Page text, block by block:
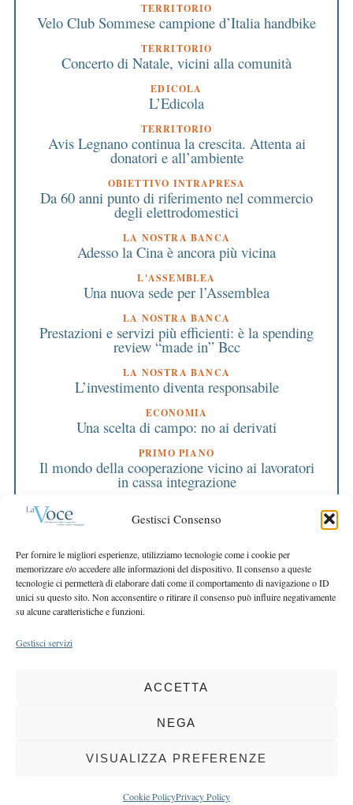
Gestisci Consenso
Per fornire le migliori esperienze, utilizziamo tecnologie come i cookie per
memorizzare e/o accedere alle informazioni del dispositivo. Il consenso a queste
tecnologie ci permetterà di elaborare dati come il comportamento di navigazione o ID
unici su questo sito. Non acconsentire o ritirare il consenso può influire negativamente
su alcune caratteristiche e funzioni.
Gestisci servizi
ACCETTA
NEGA
VISUALIZZA PREFERENZE
Cookie PolicyPrivacy Policy
TERRITORIO
Velo Club Sommese campione d’Italia handbike
TERRITORIO
Concerto di Natale, vicini alla comunità
EDICOLA
L’Edicola
TERRITORIO
Avis Legnano continua la crescita. Attenta ai
donatori e all’ambiente
OBIETTIVO INTRAPRESA
Da 60 anni punto di riferimento nel commercio
degli elettrodomestici
LA NOSTRA BANCA
Adesso la Cina è ancora più vicina
L'ASSEMBLEA
Una nuova sede per l’Assemblea
LA NOSTRA BANCA
Prestazioni e servizi più efficienti: è la spending
review “made in” Bcc
LA NOSTRA BANCA
L’investimento diventa responsabile
ECONOMIA
Una scelta di campo: no ai derivati
PRIMO PIANO
Il mondo della cooperazione vicino ai lavoratori
in cassa integrazione
Un 2013 guardando alle famiglie
La reciprocità per fare sistema
EDITORIALE PRESIDENTE
Chi avrà credito nel 2013?
COPYRIGHT 2025 LA VOCE |PRIVACY
BCC DI BUSTO GAROLFO E BUGUGGIATE